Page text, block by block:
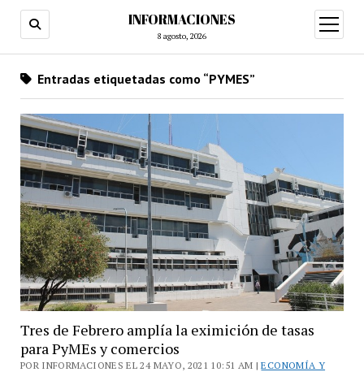
INFORMACIONES
8 agosto, 2026
abrir
menú
Entradas etiquetadas como “PYMES”
Tres de Febrero amplía la eximición de tasas
para PyMEs y comercios
POR INFORMACIONES EL 24 MAYO, 2021 10:51 AM |ECONOMÍA Y